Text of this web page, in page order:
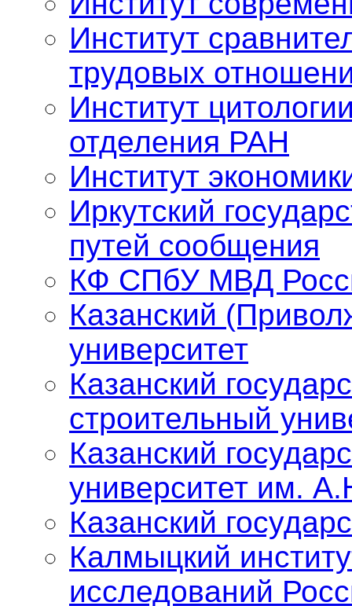
Институт
трудовых
Институт
отделения РАН
Институт
Иркутский
путей сообщения
КФ СПбУ МВД
Казанский
университет
Казанский
строительный
Казанский
университет им.
Казанский
Калмыцкий
исследований